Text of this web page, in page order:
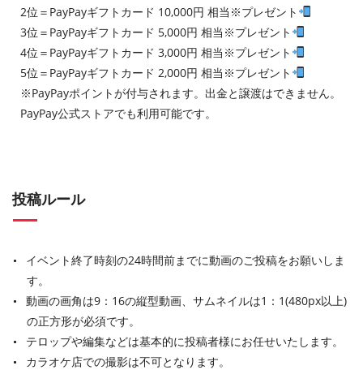
2位＝PayPayギフトカード 10,000円 相当※プレゼント
3位＝PayPayギフトカード 5,000円 相当※プレゼント
4位＝PayPayギフトカード 3,000円 相当※プレゼント
5位＝PayPayギフトカード 2,000円 相当※プレゼント
※PayPayポイントが付与されます。出金と譲渡はできません。
PayPay公式ストアでも利用可能です。
投稿ルール
イベント終了時刻の24時間前までに動画のご投稿をお願いしま
す。
動画の画角は9：16の縦型動画、サムネイルは1：1(480px以上)
の正方形が必須です。
テロップや編集などは基本的に投稿者様にお任せいたします。
カラオケ店での撮影は不可となります。